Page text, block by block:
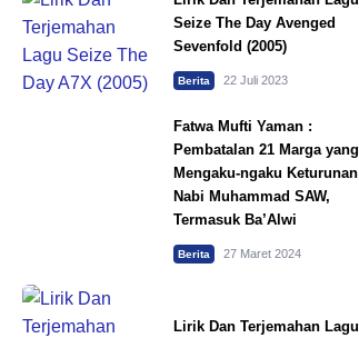
Seize The Day Avenged
Sevenfold (2005)
Berita 22 Juli 2023
Fatwa Mufti Yaman :
Pembatalan 21 Marga yang
Mengaku-ngaku Keturunan
Nabi Muhammad SAW,
Termasuk Ba’Alwi
Berita 27 Maret 2024
Lirik Dan Terjemahan Lagu